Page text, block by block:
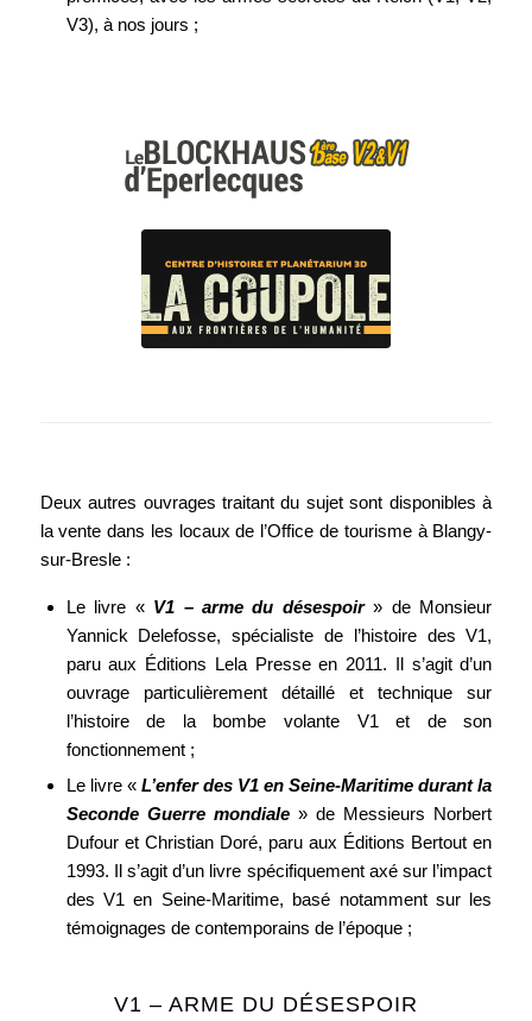
V3), à nos jours ;
Deux autres ouvrages traitant du sujet sont disponibles à
la vente dans les locaux de l’Office de tourisme à Blangy-
sur-Bresle :
Le livre « V1 – arme du désespoir» de Monsieur
Yannick Delefosse, spécialiste de l’histoire des V1,
paru aux Éditions Lela Presse en 2011. Il s’agit d’un
ouvrage particulièrement détaillé et technique sur
l’histoire de la bombe volante V1 et de son
fonctionnement ;
Le livre « L’enfer des V1 en Seine-Maritime durant la
Seconde Guerre mondiale» de Messieurs Norbert
Dufour et Christian Doré, paru aux Éditions Bertout en
1993. Il s’agit d’un livre spécifiquement axé sur l’impact
des V1 en Seine-Maritime, basé notamment sur les
témoignages de contemporains de l’époque ;
V1 – ARME DU DÉSESPOIR